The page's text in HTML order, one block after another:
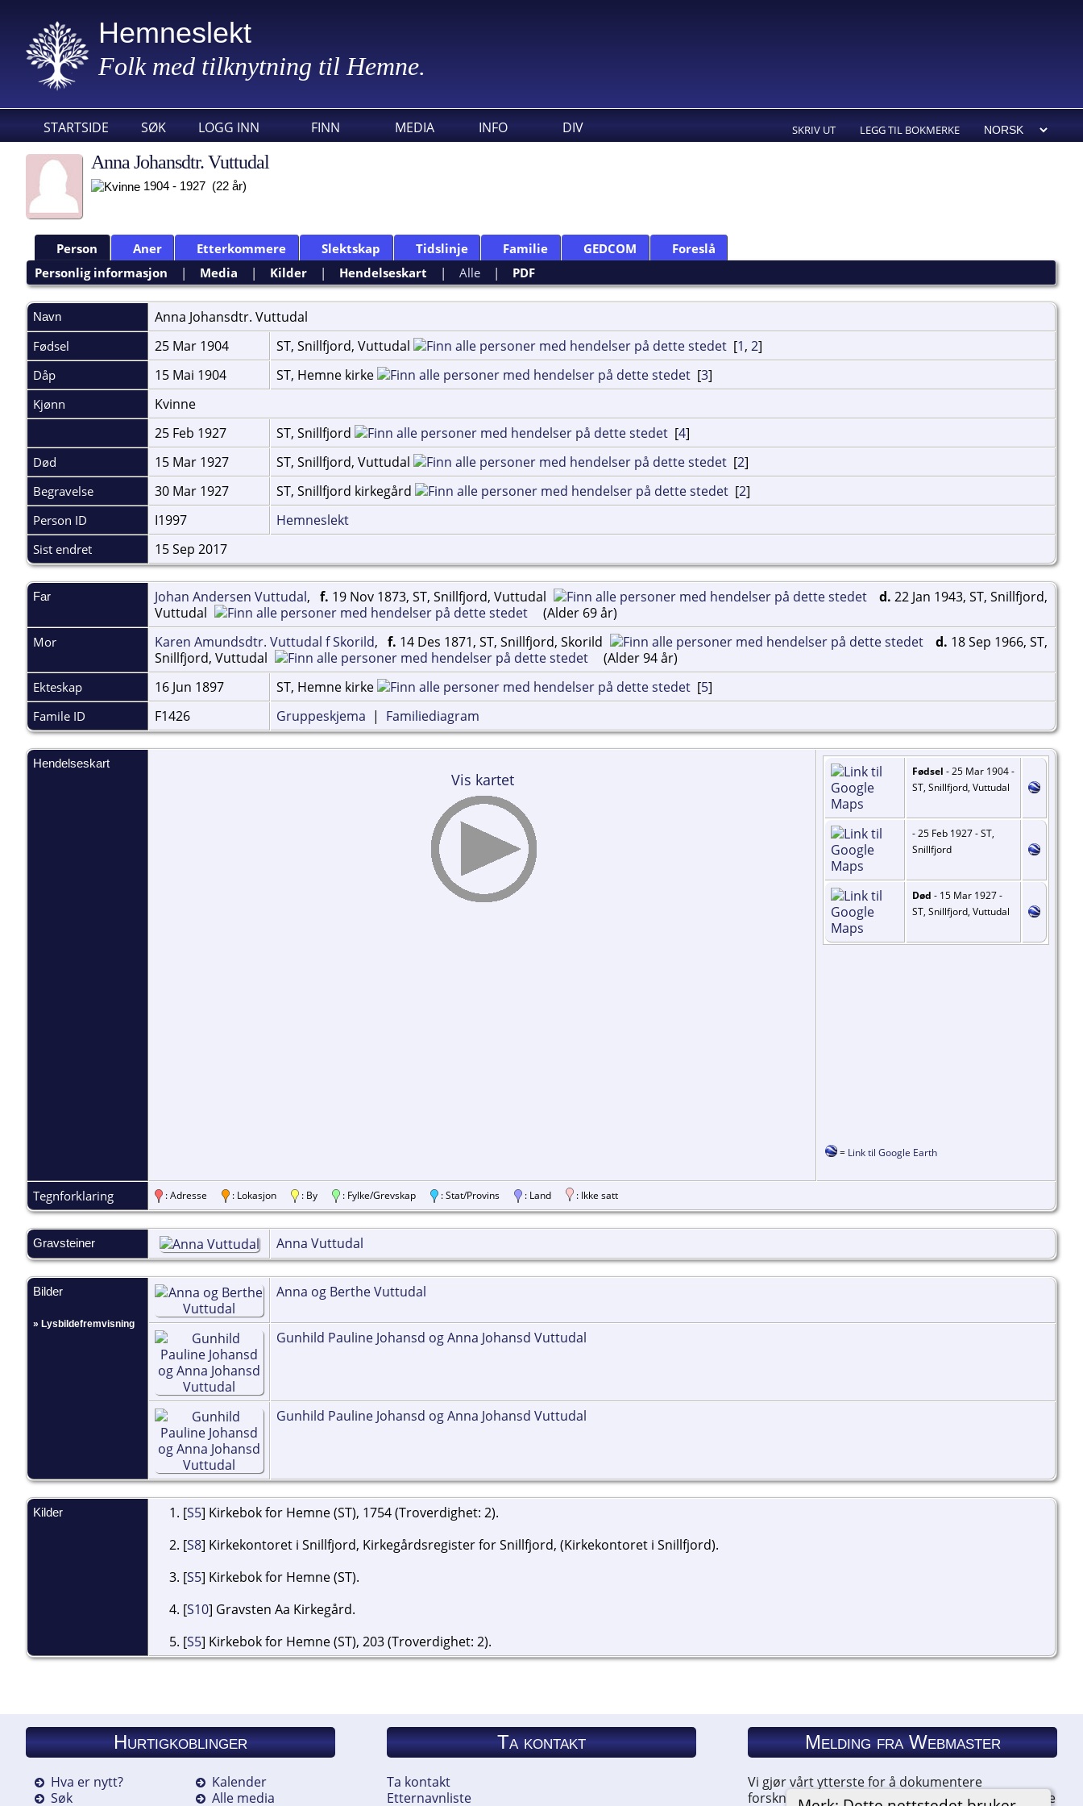
Hemneslekt
Folk med tilknytning til Hemne.
STARTSIDE SØK LOGG INN FINN MEDIA INFO DIV SKRIV UT LEGG TIL BOKMERKE
Anna Johansdtr. Vuttudal
1904 - 1927 (22 år)
Person Aner Etterkommere Slektskap Tidslinje Familie GEDCOM
Foreslå
Personlig informasjon | Media | Kilder | Hendelseskart |Alle | PDF
Navn Anna Johansdtr. Vuttudal
Fødsel 25 Mar 1904 ST, Snillfjord, Vuttudal [1, 2]
Dåp 15 Mai 1904 ST, Hemne kirke [3]
Kjønn
Kvinne
25 Feb 1927
ST, Snillfjord [4]
Død 15 Mar 1927 ST, Snillfjord, Vuttudal [2]
Begravelse 30 Mar 1927 ST, Snillfjord kirkegård [2]
Person ID I1997 Hemneslekt
Sist endret 15 Sep 2017
Far Johan Andersen Vuttudal, f. 19 Nov 1873, ST, Snillfjord, Vuttudal d. 22 Jan 1943, ST, Snillfjord,
Vuttudal
(Alder 69 år)
Mor Karen Amundsdtr. Vuttudal f Skorild, f. 14 Des 1871, ST, Snillfjord, Skorild d. 18 Sep 1966, ST,
Snillfjord, Vuttudal
(Alder 94 år)
Ekteskap 16 Jun 1897 ST, Hemne kirke [5]
Famile ID F1426 Gruppeskjema | Familiediagram
Hendelseskart
Vis kartet Fødsel - 25 Mar 1904 -
ST, Snillfjord, Vuttudal
- 25 Feb 1927 - ST,
Snillfjord
Død - 15 Mar 1927 -
ST, Snillfjord, Vuttudal
= Link til Google Earth
Tegnforklaring : Adresse : Lokasjon : By : Fylke/Grevskap : Stat/Provins : Land : Ikke satt
Gravsteiner Anna Vuttudal
Bilder
» Lysbildefremvisning
Anna og Berthe Vuttudal
Gunhild Pauline Johansd og Anna Johansd Vuttudal
Gunhild Pauline Johansd og Anna Johansd Vuttudal
Kilder [S5] Kirkebok for Hemne (ST), 1754 (Troverdighet: 2).
[S8] Kirkekontoret i Snillfjord, Kirkegårdsregister for Snillfjord, (Kirkekontoret i Snillfjord).
[S5] Kirkebok for Hemne (ST).
[S10] Gravsten Aa Kirkegård.
[S5] Kirkebok for Hemne (ST), 203 (Troverdighet: 2).
Hurtigkoblinger
Hva er nytt?
Søk
Kalender
Alle media
Ta kontakt
Ta kontakt
Etternavnliste
Melding fra Webmaster
Vi gjør vårt ytterste for å dokumentere
forskningen vår. Hvis du har noe du ønsker å legge